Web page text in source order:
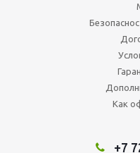
Как
+7